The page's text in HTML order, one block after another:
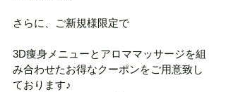
さらに、ご新規様限定で
3D痩身メニューとアロママッサージを組
み合わせたお得なクーポンをご用意致し
ております♪